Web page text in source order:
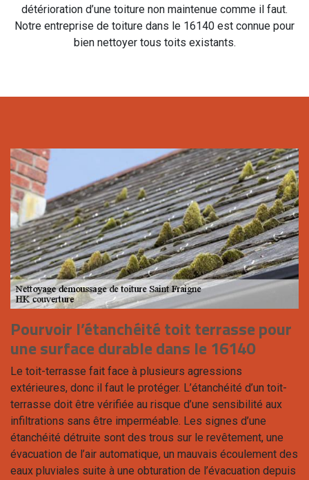
détérioration d’une toiture non maintenue comme il faut.
Notre entreprise de toiture dans le 16140 est connue pour
bien nettoyer tous toits existants.
Pourvoir l’étanchéité toit terrasse pour
une surface durable dans le 16140
Le toit-terrasse fait face à plusieurs agressions
extérieures, donc il faut le protéger. L’étanchéité d’un toit-
terrasse doit être vérifiée au risque d’une sensibilité aux
infiltrations sans être imperméable. Les signes d’une
étanchéité détruite sont des trous sur le revêtement, une
évacuation de l’air automatique, un mauvais écoulement des
eaux pluviales suite à une obturation de l’évacuation depuis